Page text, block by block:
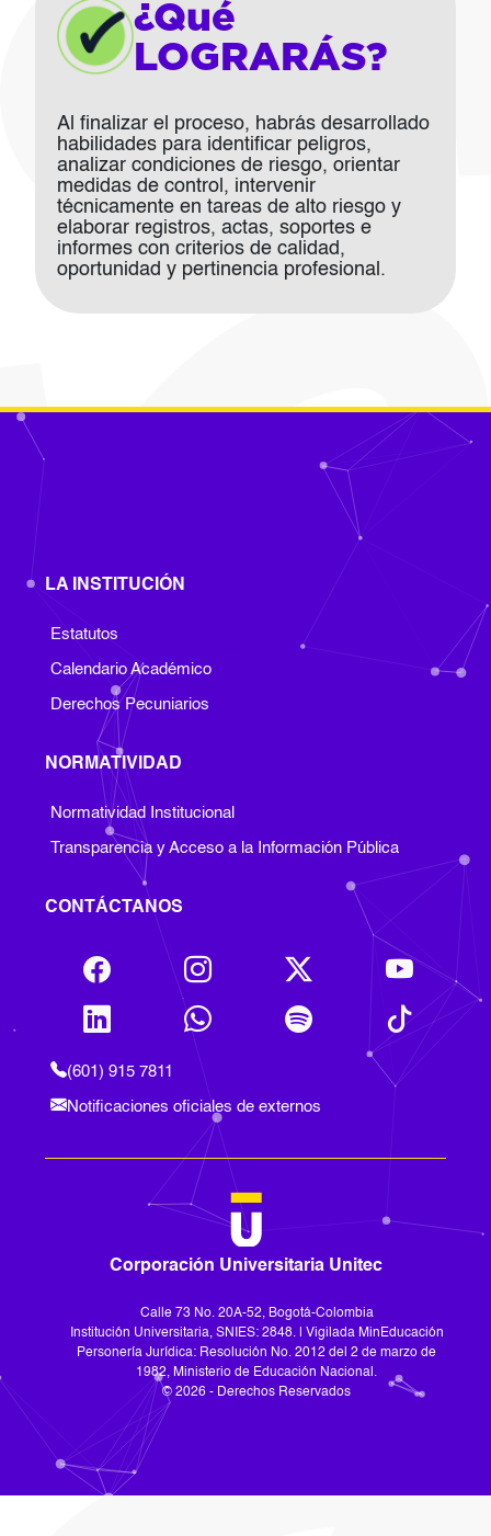
¿Qué
LOGRARÁS?
Al finalizar el proceso, habrás desarrollado
habilidades para identificar peligros,
analizar condiciones de riesgo, orientar
medidas de control, intervenir
técnicamente en tareas de alto riesgo y
elaborar registros, actas, soportes e
informes con criterios de calidad,
oportunidad y pertinencia profesional.
LA INSTITUCIÓN
Footer Institucion
Estatutos
Calendario Académico
Derechos Pecuniarios
NORMATIVIDAD
Footer Normatividad
Normatividad Institucional
Transparencia y Acceso a la Información Pública
CONTÁCTANOS
(601) 915 7811
Notificaciones oficiales de externos
Corporación Universitaria Unitec
Calle 73 No. 20A-52, Bogotá-Colombia
Institución Universitaria, SNIES: 2848. | Vigilada MinEducación
Personería Jurídica: Resolución No. 2012 del 2 de marzo de
1982, Ministerio de Educación Nacional.
© 2026 - Derechos Reservados